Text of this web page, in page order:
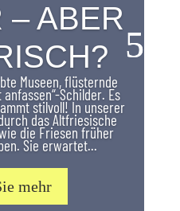
– ABER
Museen, flüsternde
Schilder. Es
stilvoll! In unserer
das Altfriesische
die Friesen früher
Sie erwartet...
mehr